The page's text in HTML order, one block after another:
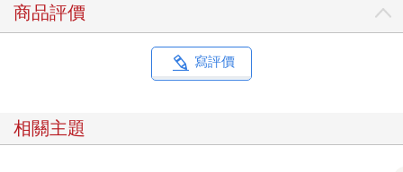
商品評價
寫評價
相關主題